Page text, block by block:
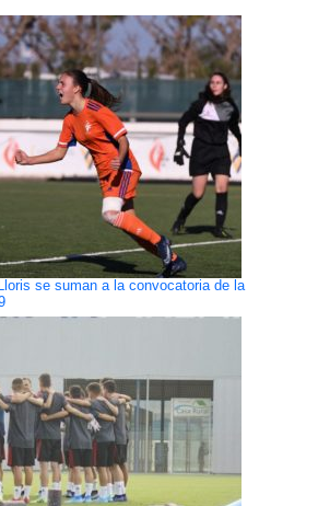
se suman a la convocatoria de la